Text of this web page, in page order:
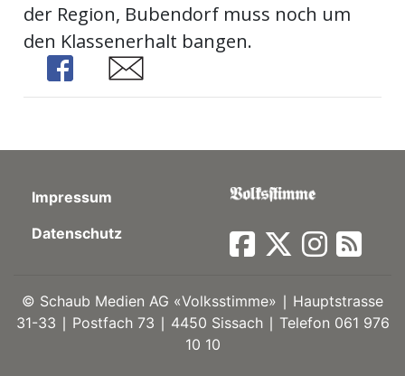
der Region, Bubendorf muss noch um
den Klassenerhalt bangen.
Share
Share
Impressum
Datenschutz
© Schaub Medien AG «Volksstimme» ∣ Hauptstrasse
31-33 ∣ Postfach 73 ∣ 4450 Sissach ∣ Telefon 061 976
10 10